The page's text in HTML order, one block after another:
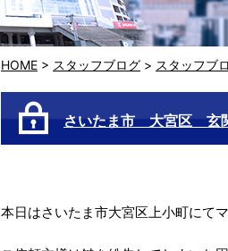
HOME > スタッフブログ > スタッフブ
さいたま市 大宮区 玄
本日はさいたま市大宮区上小町にて